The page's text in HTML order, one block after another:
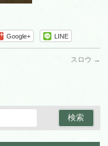
Google+ LINE
スロウ →